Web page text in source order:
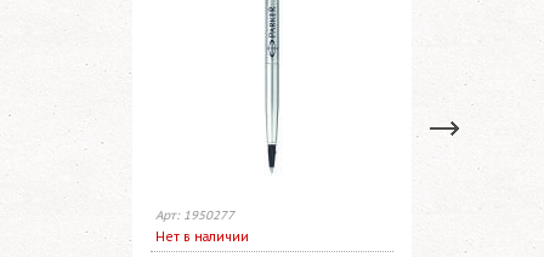
Арт: 1950277
Нет в наличии